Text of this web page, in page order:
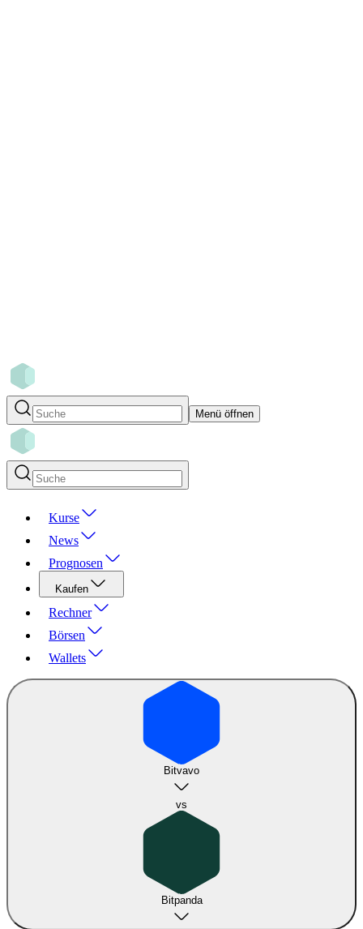
Menü öffnen
Kurse
News
Prognosen
Kaufen
Rechner
Börsen
Wallets
Bitvavo
vs
Bitpanda